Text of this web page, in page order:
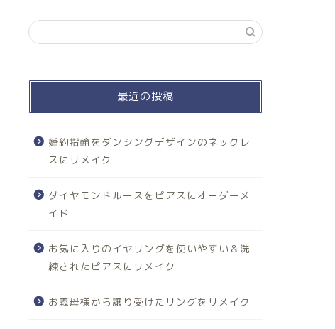
最近の投稿
婚約指輪をダンシングデザインのネックレ
スにリメイク
ダイヤモンドルースをピアスにオーダーメ
イド
お気に入りのイヤリングを使いやすい＆洗
練されたピアスにリメイク
お義母様から譲り受けたリングをリメイク